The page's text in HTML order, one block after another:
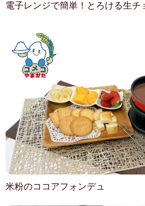
電子レンジで簡単！とろける生チ
米粉のココアフォンデュ